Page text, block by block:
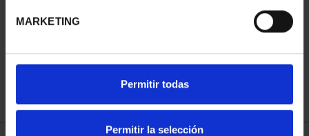
MARKETING
Permitir todas
Permitir la selección
REFINAR